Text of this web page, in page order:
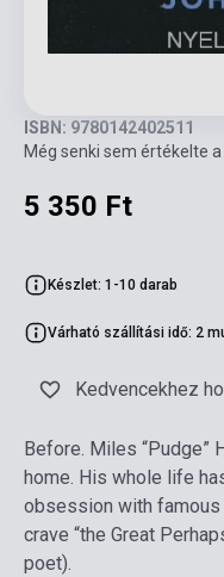
ISBN: 9780142402511
Még senki sem értékelte
5 350 Ft
Készlet: 1-10 darab
Várható szállítási idő: 2
Kedvencekhez
Before. Miles “Pudge”
home. His whole life
obsession with
crave “the Great
poet).